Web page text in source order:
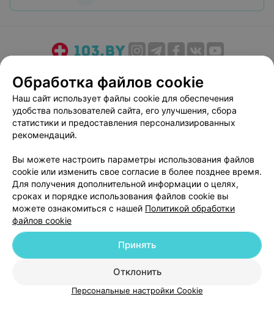
Медицинский маркетинг
Публичный договор
Пользовательское соглашение
Способы оплаты
Вакансии
Партнеры
Написать руководителю 103.by
Персональные настройки cookie
Обработка персональных данных
© 2026 ООО «Артокс Лаб», УНП 191700409| 220012, Республика Беларусь,
г. Минск, улица Толбухина, 2, пом. 16 | help@103.by
Обработка файлов cookie
Наш сайт использует файлы cookie для обеспечения
удобства пользователей сайта, его улучшения, сбора
статистики и предоставления персонализированных
рекомендаций.
Вы можете настроить параметры использования файлов
cookie или изменить свое согласие в более позднее время.
Для получения дополнительной информации о целях,
сроках и порядке использования файлов cookie вы
можете ознакомиться с нашей Политикой обработки
файлов cookie
Отклонить
Принять
Персональные настройки Cookie